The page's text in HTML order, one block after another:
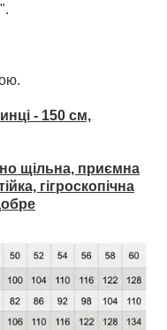
- 150 см,
щільна, приємна
гігроскопічна